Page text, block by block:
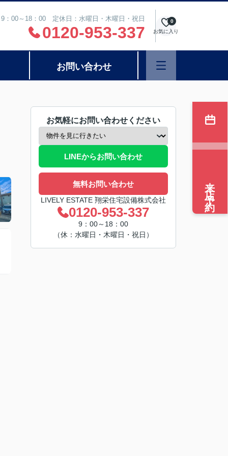
：00～18：00 定休日：水曜日・木曜日・祝日
0120-953-337 お気に入り
0
お問い合わせ
お気軽にお問い合わせください
LINEからお問い合わせ
無料お問い合わせ
LIVELY ESTATE 翔栄住宅設備株式会社
0120-953-337
9：00～18：00
（休：水曜日・木曜日・祝日）
来店予約